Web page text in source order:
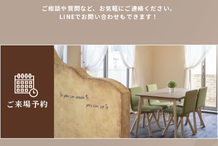
ご相談や質問など、お気軽にご連絡ください。
LINEでお問い合わせもできます！
ご来場予約